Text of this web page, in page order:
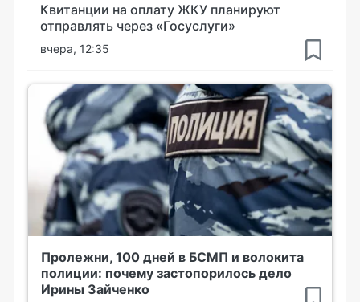
Квитанции на оплату ЖКУ планируют
отправлять через «Госуслуги»
вчера, 12:35
Пролежни, 100 дней в БСМП и волокита
полиции: почему застопорилось дело
Ирины Зайченко